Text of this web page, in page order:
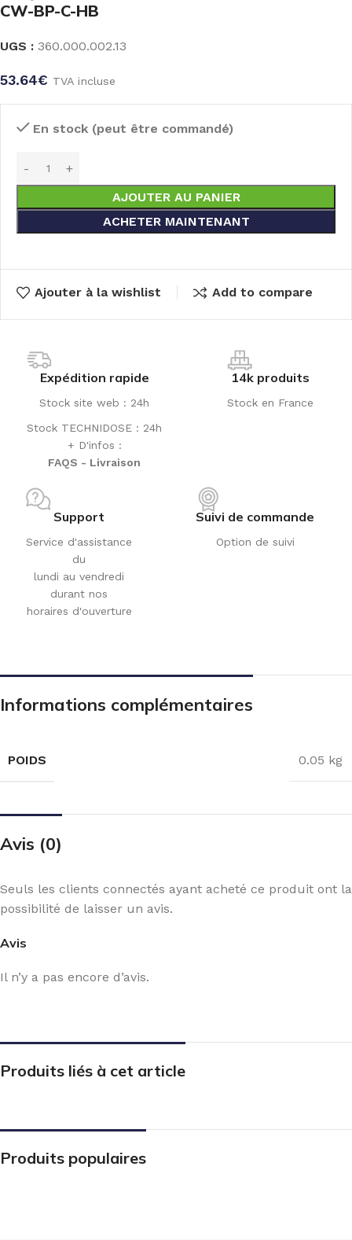
CW-BP-C-HB
UGS : 360.000.002.13
53.64€ TVA incluse
En stock (peut être commandé)
AJOUTER AU PANIER
ACHETER MAINTENANT
Ajouter à la wishlist Add to compare
Expédition rapide
Stock site web : 24h
Stock TECHNIDOSE : 24h
+ D'infos :
FAQS - Livraison
14k produits
Stock en France
Support
Service d'assistance
du
lundi au vendredi
durant nos
horaires d'ouverture
Suivi de commande
Option de suivi
Informations complémentaires
POIDS 0.05 kg
Avis (0)
Avis
Il n’y a pas encore d’avis.
Seuls les clients connectés ayant acheté ce produit ont la
possibilité de laisser un avis.
Produits liés à cet article
Produits populaires